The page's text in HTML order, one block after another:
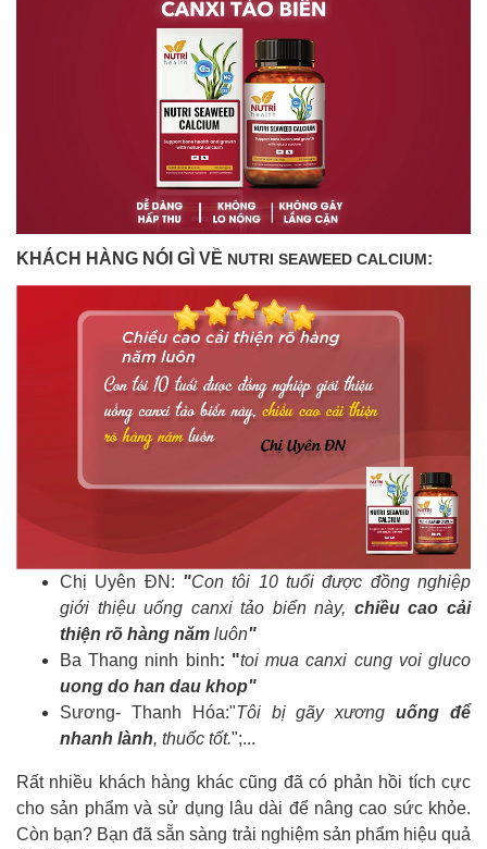
KHÁCH HÀNG NÓI GÌ VỀ NUTRI SEAWEED CALCIUM:
Chị Uyên ĐN: "Con tôi 10 tuổi được đồng nghiệp
giới thiệu uống canxi tảo biển này, chiều cao cải
thiện rõ hàng năm luôn"
Ba Thang ninh binh: "toi mua canxi cung voi gluco
uong do han dau khop"
Sương- Thanh Hóa:"Tôi bị gãy xươnguống để
nhanh lành, thuốc tốt.";...
Rất nhiều khách hàng khác cũng đã có phản hồi tích cực
cho sản phẩm và sử dụng lâu dài để nâng cao sức khỏe.
Còn bạn? Bạn đã sẵn sàng trải nghiệm sản phẩm hiệu quả